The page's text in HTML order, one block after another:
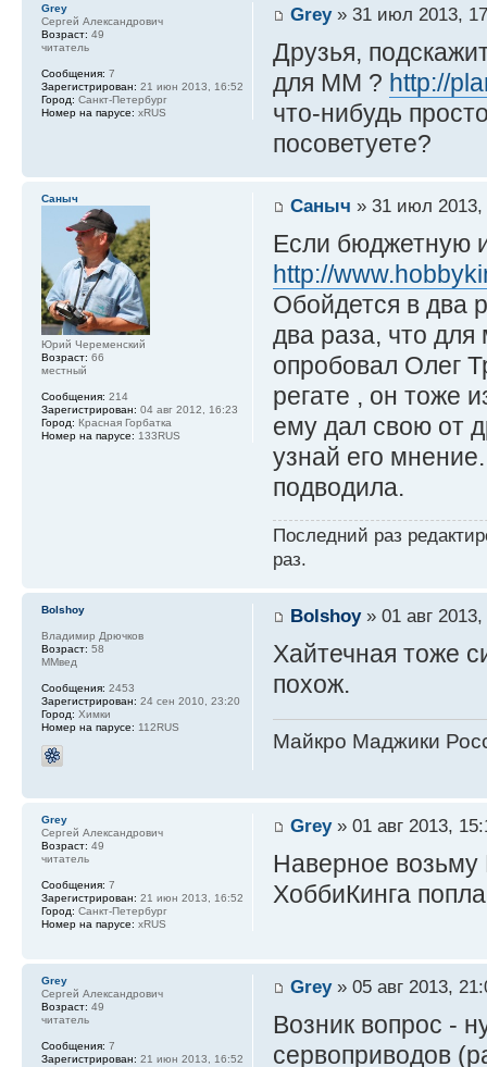
Grey» 31 июл 2013,
Друзья,
для ММ ? http://
что-нибудь
посоветуете?
Grey
Сергей Александрович
Возраст: 49
читатель
Сообщения: 7
Зарегистрирован: 21 июн 2013, 16:52
Город: Санкт-Петербург
Номер на парусе: xRUS
Саныч » 31 июл 2013,
Если бюджетную
http://
Обойдется в два
два раза, что
опробовал Олег
регате , он тоже
ему дал свою от
узнай его
подводила.
Последний раз
раз.
Саныч
Юрий Череменский
Возраст: 66
местный
Сообщения: 214
Зарегистрирован: 04 авг 2012, 16:23
Город: Красная Горбатка
Номер на парусе: 133RUS
Bolshoy» 01 авг 2013,
Хайтечная тоже
похож.
Майкро Маджики
Bolshoy
Владимир Дрючков
Возраст: 58
ММвед
Сообщения: 2453
Зарегистрирован: 24 сен 2010, 23:20
Город: Химки
Номер на парусе: 112RUS
Grey» 01 авг 2013,
Наверное возьму
ХоббиКинга
Grey
Сергей Александрович
Возраст: 49
читатель
Сообщения: 7
Зарегистрирован: 21 июн 2013, 16:52
Город: Санкт-Петербург
Номер на парусе: xRUS
Grey» 05 авг 2013,
Возник вопрос -
сервоприводов
Grey
Сергей Александрович
Возраст: 49
читатель
Сообщения: 7
Зарегистрирован: 21 июн 2013, 16:52